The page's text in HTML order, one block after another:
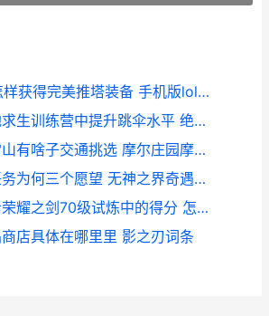
lol手机游戏中怎样获得完美推塔装备 手机版lol设置
怎样才能在绝地求生训练营中提升跳伞水平 绝地怎么才能打排位
摩尔庄园摩拉雪山有啥子交通挑选 摩尔庄园摩尔拉雅雪山在哪
无神之界奇遇任务为何三个愿望 无神之界奇遇任务攻略
怎么提升在王者荣耀之剑70级试炼中的得分 怎么提升王者荣耀分路段位
店具体在哪里里 影之刃词条